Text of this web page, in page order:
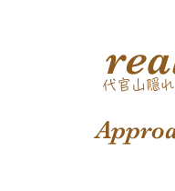
代官山隠